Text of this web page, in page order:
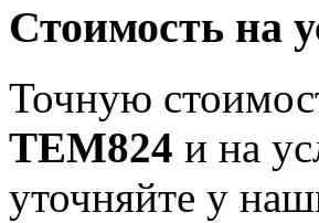
Стоимость на
Точную
TEM824 и на
уточняйте у